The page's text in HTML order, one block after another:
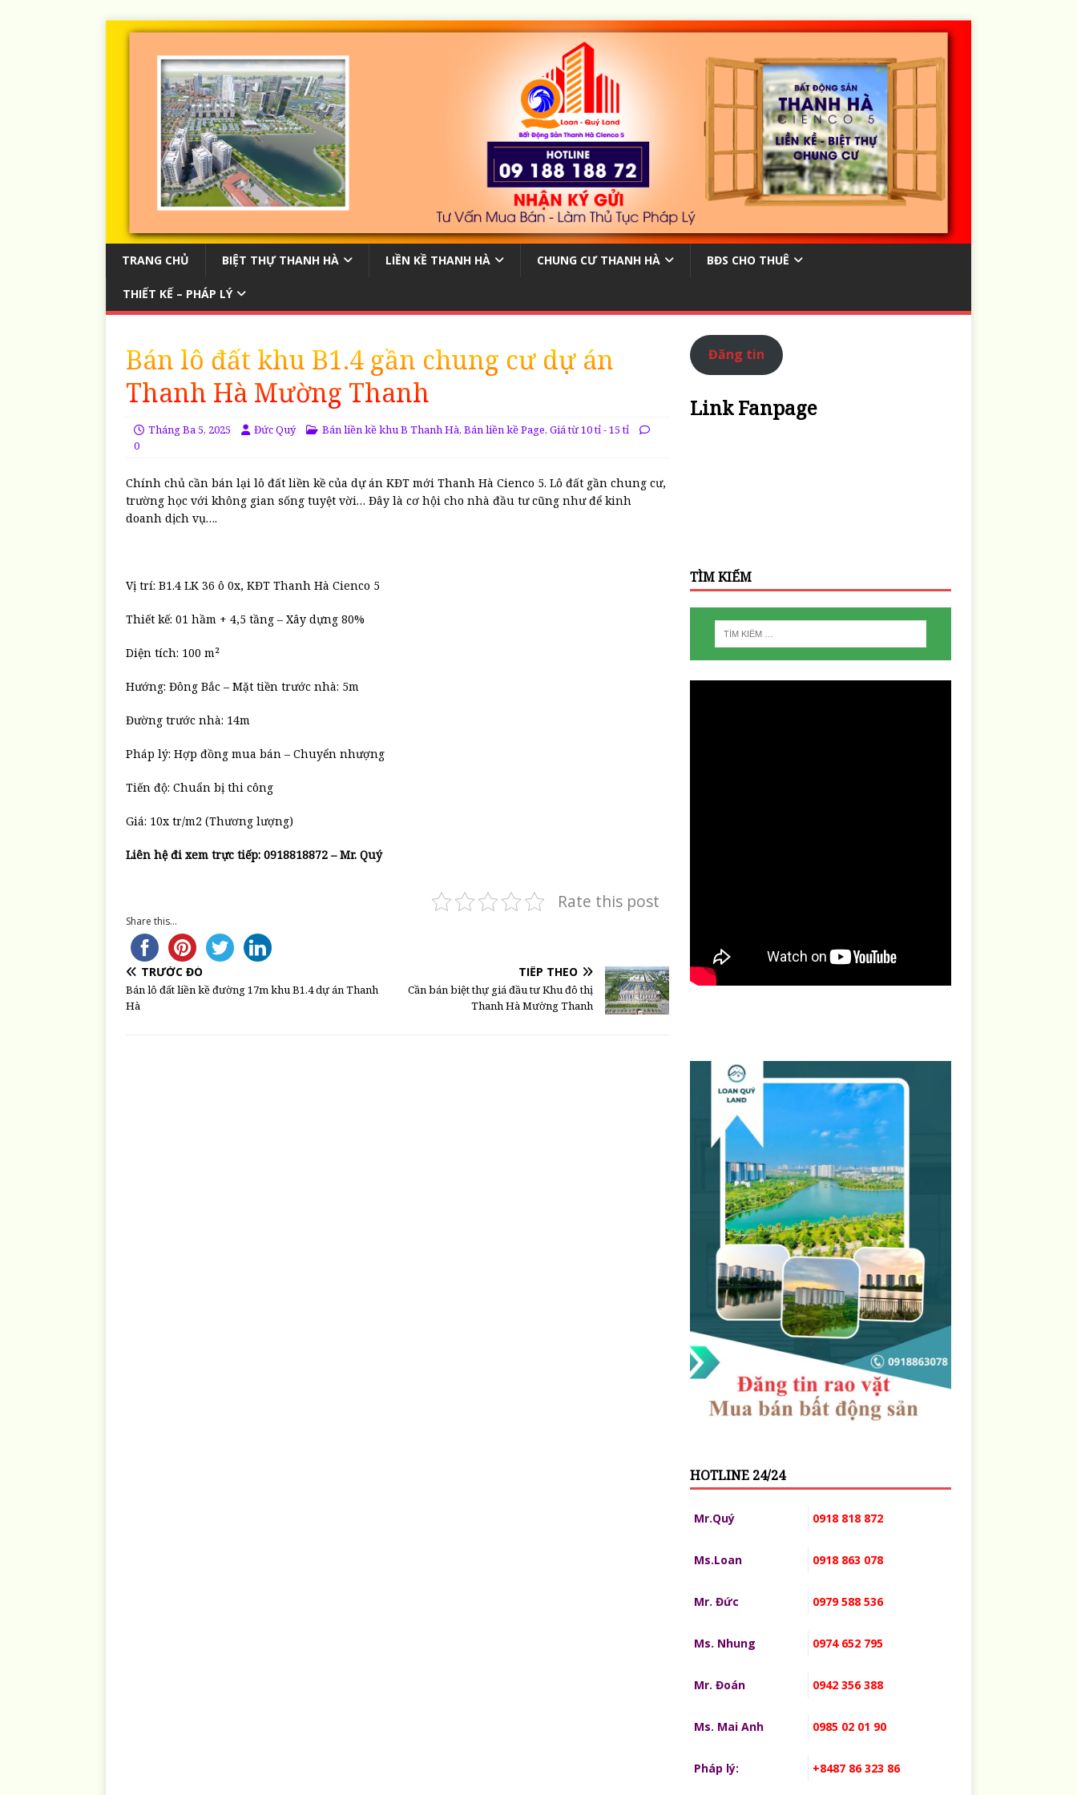
TRANG CHỦ BIỆT THỰ THANH HÀ LIỀN KỀ THANH HÀ CHUNG CƯ THANH HÀ BĐS CHO THUÊ
THIẾT KẾ – PHÁP LÝ
Bán lô đất khu B1.4 gần chung cư dự án
Thanh Hà Mường Thanh
Tháng Ba 5, 2025 Đức Quý Bán liền kề khu B Thanh Hà, Bán liền kề Page, Giá từ 10 tỉ - 15 tỉ
0
Chính chủ cần bán lại lô đất liền kề của dự án KĐT mới Thanh Hà Cienco 5. Lô đất gần chung cư,
trường học với không gian sống tuyệt vời… Đây là cơ hội cho nhà đầu tư cũng như để kinh
doanh dịch vụ….
Vị trí: B1.4 LK 36 ô 0x, KĐT Thanh Hà Cienco 5
Thiết kế: 01 hầm + 4,5 tầng – Xây dựng 80%
Diện tích: 100 m²
Hướng: Đông Bắc – Mặt tiền trước nhà: 5m
Đường trước nhà: 14m
Pháp lý: Hợp đồng mua bán – Chuyển nhượng
Tiến độ: Chuẩn bị thi công
Giá: 10x tr/m2 (Thương lượng)
Liên hệ đi xem trực tiếp: 0918818872 – Mr. Quý
Rate this post
Share this...
TRƯỚC ĐÓ
Bán lô đất liền kề đường 17m khu B1.4 dự án Thanh
Hà
TIẾP THEO
Cần bán biệt thự giá đầu tư Khu đô thị
Thanh Hà Mường Thanh
Đăng tin
Link Fanpage
TÌM KIẾM
HOTLINE 24/24
Mr.Quý 0918 818 872
Ms.Loan 0918 863 078
Mr. Đức 0979 588 536
Ms. Nhung 0974 652 795
Mr. Đoán 0942 356 388
Ms. Mai Anh 0985 02 01 90
Pháp lý: +8487 86 323 86